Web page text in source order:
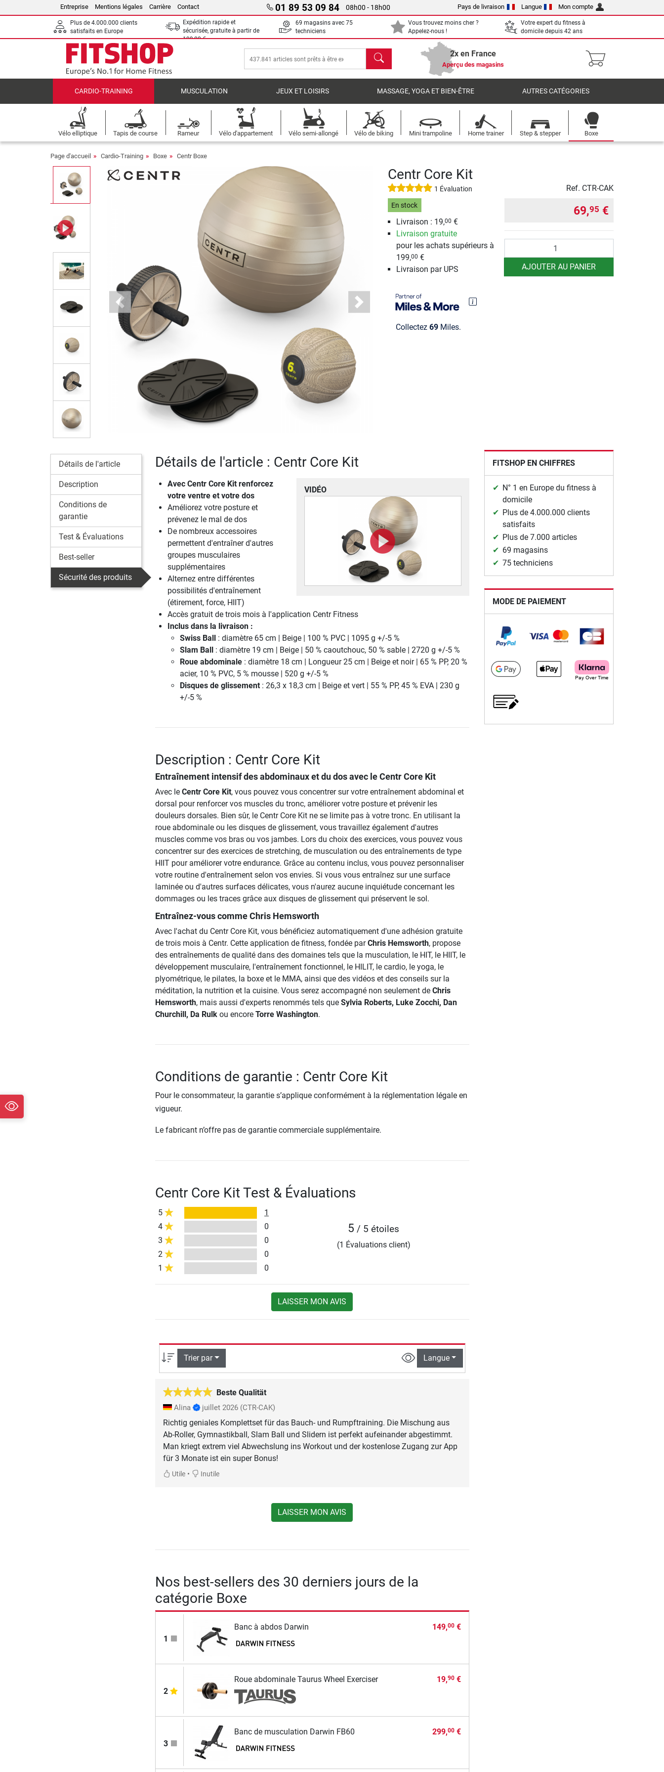
Entreprise Mentions légales Carrière Contact 01 89 53 09 84 08h00 - 18h00 Pays de livraison Langue Mon compte
Plus de 4.000.000 clients
satisfaits en Europe
Expédition rapide et
sécurisée, gratuite à partir de
199,00 €
69 magasins avec 75
techniciens
Vous trouvez moins cher ?
Appelez-nous !
Votre expert du fitness à
domicile depuis 42 ans
chercher 2x en France
Aperçu des magasins
CARDIO-TRAINING MUSCULATION JEUX ET LOISIRS MASSAGE, YOGA ET BIEN-ÊTRE AUTRES CATÉGORIES
Vélo elliptique Tapis de course Rameur Vélo d'appartement Vélo semi-allongé Vélo de biking Mini trampoline Home trainer Step & stepper Boxe
Page d'accueil Cardio-Training Boxe Centr Boxe
Previous Next
Centr Core Kit
1 Évaluation Ref. CTR-CAK
En stock
Livraison : 19,00 €
Livraison gratuite
pour les achats supérieurs à
199,00 €
Livraison par UPS
Collectez 69Miles.
69,95 €
AJOUTER AU PANIER
Détails de l'article
Description
Conditions de
garantie
Test & Évaluations
Best-seller
Sécurité des produits
Détails de l'article : Centr Core Kit
VIDÉO
Avec Centr Core Kitrenforcez
votre ventre et votre dos
Améliorez votre posture et
prévenez le mal de dos
De nombreux accessoires
permettent d'entraîner d'autres
groupes musculaires
supplémentaires
Alternez entre différentes
possibilités d'entraînement
(étirement, force, HIIT)
Accès gratuit de trois mois à l'application Centr Fitness
Inclus dans la livraison :
Swiss Ball: diamètre 65 cm | Beige | 100 % PVC | 1095 g +/-5 %
Slam Ball: diamètre 19 cm | Beige | 50 % caoutchouc, 50 % sable | 2720 g +/-5 %
Roue abdominale: diamètre 18 cm | Longueur 25 cm | Beige et noir | 65 % PP, 20 %
acier, 10 % PVC, 5 % mousse | 520 g +/-5 %
Disques de glissement: 26,3 x 18,3 cm | Beige et vert | 55 % PP, 45 % EVA | 230 g
+/-5 %
Description : Centr Core Kit
Entraînement intensif des abdominaux et du dos avec le Centr Core Kit
Avec le Centr Core Kit, vous pouvez vous concentrer sur votre entraînement abdominal et
dorsal pour renforcer vos muscles du tronc, améliorer votre posture et prévenir les
douleurs dorsales. Bien sûr, le Centr Core Kit ne se limite pas à votre tronc. En utilisant la
roue abdominale ou les disques de glissement, vous travaillez également d'autres
muscles comme vos bras ou vos jambes. Lors du choix des exercices, vous pouvez vous
concentrer sur des exercices de stretching, de musculation ou des entraînements de type
HIIT pour améliorer votre endurance. Grâce au contenu inclus, vous pouvez personnaliser
votre routine d'entraînement selon vos envies. Si vous vous entraînez sur une surface
laminée ou d'autres surfaces délicates, vous n'aurez aucune inquiétude concernant les
dommages ou les traces grâce aux disques de glissement qui préservent le sol.
Entraînez-vous comme Chris Hemsworth
Avec l'achat du Centr Core Kit, vous bénéficiez automatiquement d'une adhésion gratuite
de trois mois à Centr. Cette application de fitness, fondée parChris Hemsworth, propose
des entraînements de qualité dans des domaines tels que la musculation, le HIT, le HIIT, le
développement musculaire, l'entraînement fonctionnel, le HILIT, le cardio, le yoga, le
plyométrique, le pilates, la boxe et le MMA, ainsi que des vidéos et des conseils sur la
méditation, la nutrition et la cuisine. Vous serez accompagné non seulement de Chris
Hemsworth, mais aussi d'experts renommés tels que Sylvia Roberts, Luke Zocchi, Dan
Churchill, Da Rulkou encore Torre Washington.
Conditions de garantie : Centr Core Kit
Pour le consommateur, la garantie s’applique conformément à la réglementation légale en
vigueur.
Le fabricant n’offre pas de garantie commerciale supplémentaire.
Centr Core Kit Test & Évaluations
5
1
4
0
3
0
2
0
1
0
5 / 5 étoiles
(1 Évaluations client)
LAISSER MON AVIS
Trier par Langue
Beste Qualität
Alina juillet 2026 (CTR-CAK)
Richtig geniales Komplettset für das Bauch- und Rumpftraining. Die Mischung aus
Ab-Roller, Gymnastikball, Slam Ball und Slidern ist perfekt aufeinander abgestimmt.
Man kriegt extrem viel Abwechslung ins Workout und der kostenlose Zugang zur App
für 3 Monate ist ein super Bonus!
Utile• Inutile
LAISSER MON AVIS
Nos best-sellers des 30 derniers jours de la
catégorie Boxe
1
Banc à abdos Darwin 149,00 €
2
Roue abdominale Taurus Wheel Exerciser 19,90 €
3
Banc de musculation Darwin FB60 299,00 €
FITSHOP EN CHIFFRES
N° 1 en Europe du fitness à
domicile
Plus de 4.000.000 clients
satisfaits
Plus de 7.000 articles
69 magasins
75 techniciens
MODE DE PAIEMENT